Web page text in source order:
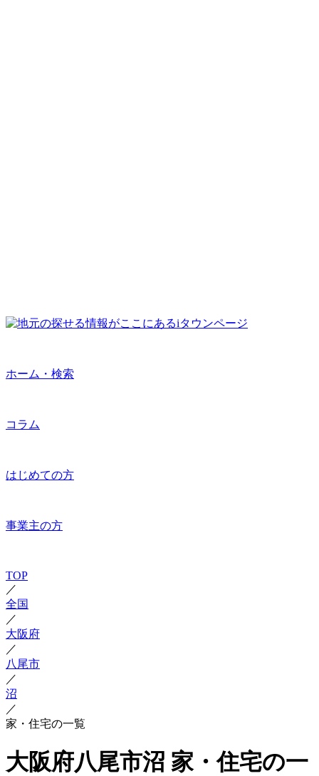
ホーム・検索
コラム
はじめての方
事業主の方
TOP
／
全国
／
大阪府
／
八尾市
／
沼
／
家・住宅の一覧
大阪府八尾市沼 家・住宅の一